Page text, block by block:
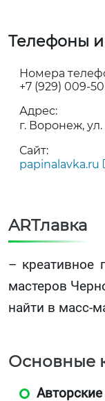
Телефоны и
Номера
+7 (929) 009-
Адрес:
г. Воронеж,
Сайт:
papinalavka.ru
ARTлавка
– креативное
мастеров
найти в масс-
Основные